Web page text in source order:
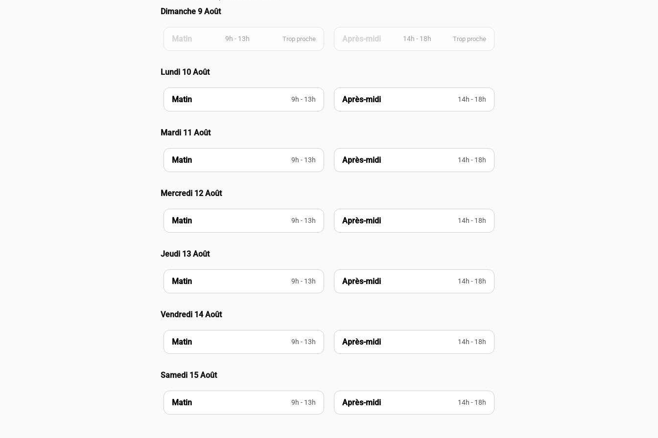
Dimanche 9 Août
Matin 9h - 13h Trop proche Après-midi 14h - 18h Trop proche
Lundi 10 Août
Matin 9h - 13h Après-midi 14h - 18h
Mardi 11 Août
Matin 9h - 13h Après-midi 14h - 18h
Mercredi 12 Août
Matin 9h - 13h Après-midi 14h - 18h
Jeudi 13 Août
Matin 9h - 13h Après-midi 14h - 18h
Vendredi 14 Août
Matin 9h - 13h Après-midi 14h - 18h
Samedi 15 Août
Matin 9h - 13h Après-midi 14h - 18h